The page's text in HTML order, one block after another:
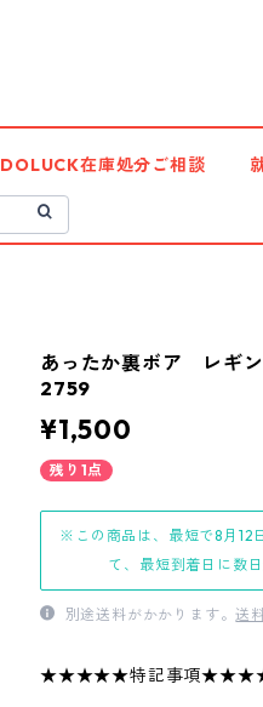
DOLUCK在庫処分ご相談
あったか裏ボア レ
2759
¥1,500
残り1点
※この商品は、最短で8月12
て、最短到着日に数
別途送料がかかります。送
★★★★★特記事項